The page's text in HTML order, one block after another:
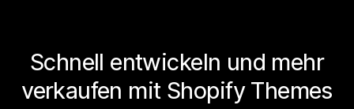
Schnell entwickeln und mehr
verkaufen mit Shopify Themes